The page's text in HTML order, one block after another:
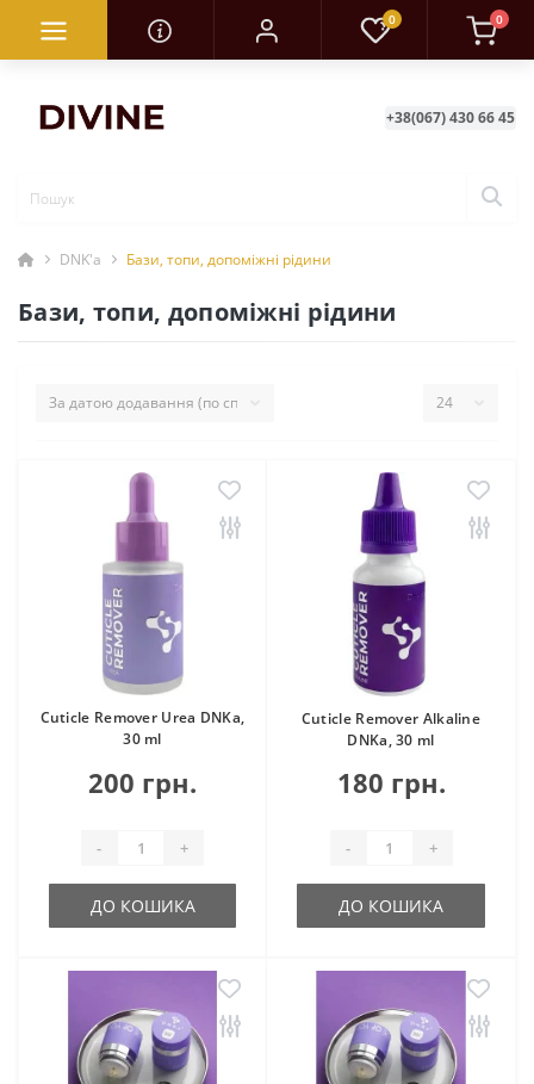
0 0
+38(067) 430 66 45
DNK'a Бази, топи, допоміжні рідини
Бази, топи, допоміжні рідини
Cuticle Remover Urea DNKa,
30 ml
200 грн.
- +
ДО КОШИКА
Cuticle Remover Alkaline
DNKa, 30 ml
180 грн.
- +
ДО КОШИКА